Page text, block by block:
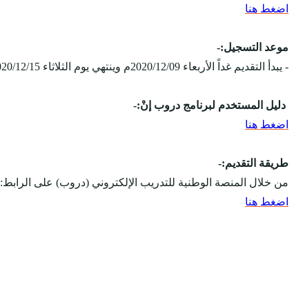
اضغط هنا
موعد التسجيل:-
- يبدأ التقديم غداً الأربعاء 2020/12/09م وينتهي يوم الثلاثاء 2020/12/15م.
دليل المستخدم لبرنامج دروب إنْ:-
اضغط هنا
طريقة التقديم:-
من خلال المنصة الوطنية للتدريب الإلكتروني (دروب) على الرابط:
اضغط هنا